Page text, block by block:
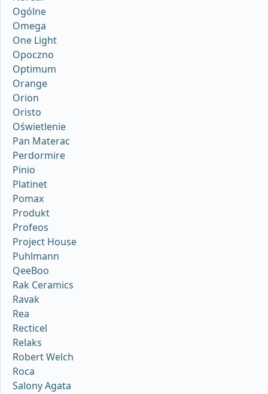
Ogólne
Omega
One Light
Opoczno
Optimum
Orange
Orion
Oristo
Oświetlenie
Pan Materac
Perdormire
Pinio
Platinet
Pomax
Produkt
Profeos
Project House
Puhlmann
QeeBoo
Rak Ceramics
Ravak
Rea
Recticel
Relaks
Robert Welch
Roca
Salony Agata